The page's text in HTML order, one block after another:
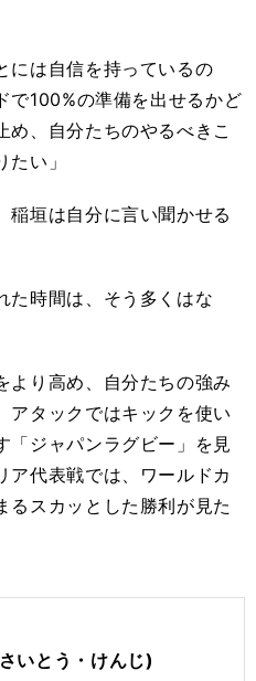
には自信を持っているの
で100%の準備を出せるかど
め、自分たちのやるべきこ
い」
垣は自分に言い聞かせる
時間は、そう多くはな
り高め、自分たちの強み
アタックではキックを使い
「ジャパンラグビー」を見
ア代表戦では、ワールドカ
るスカッとした勝利が見た
いとう・けんじ)